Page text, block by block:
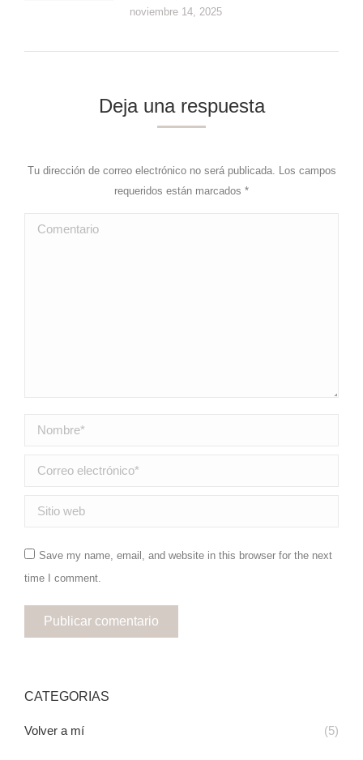
noviembre 14, 2025
Deja una respuesta
Tu dirección de correo electrónico no será publicada. Los campos
requeridos están marcados *
Comentario
Nombre *
Correo electrónico *
Sitio web
Save my name, email, and website in this browser for the next
time I comment.
Publicar comentario
CATEGORIAS
Volver a mí (5)